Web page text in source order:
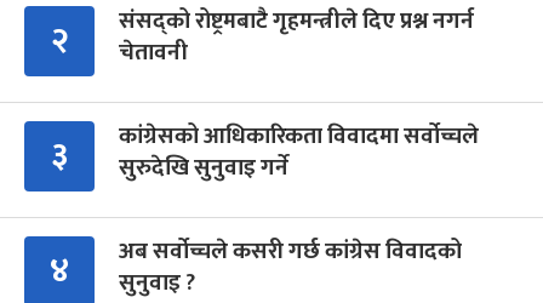
२
संसद्को रोष्ट्रमबाटै गृहमन्त्रीले दिए प्रश्न नगर्न
चेतावनी
३
कांग्रेसको आधिकारिकता विवादमा सर्वोच्चले
सुरुदेखि सुनुवाइ गर्ने
४
अब सर्वोच्चले कसरी गर्छ कांग्रेस विवादको
सुनुवाइ ?